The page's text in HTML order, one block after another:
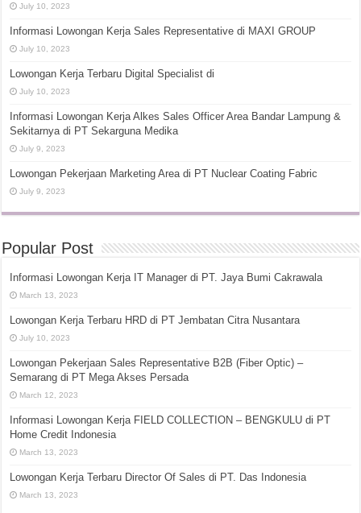
July 10, 2023
Informasi Lowongan Kerja Sales Representative di MAXI GROUP
July 10, 2023
Lowongan Kerja Terbaru Digital Specialist di
July 10, 2023
Informasi Lowongan Kerja Alkes Sales Officer Area Bandar Lampung &
Sekitarnya di PT Sekarguna Medika
July 9, 2023
Lowongan Pekerjaan Marketing Area di PT Nuclear Coating Fabric
July 9, 2023
Popular Post
Informasi Lowongan Kerja IT Manager di PT. Jaya Bumi Cakrawala
March 13, 2023
Lowongan Kerja Terbaru HRD di PT Jembatan Citra Nusantara
July 10, 2023
Lowongan Pekerjaan Sales Representative B2B (Fiber Optic) –
Semarang di PT Mega Akses Persada
March 12, 2023
Informasi Lowongan Kerja FIELD COLLECTION – BENGKULU di PT
Home Credit Indonesia
March 13, 2023
Lowongan Kerja Terbaru Director Of Sales di PT. Das Indonesia
March 13, 2023